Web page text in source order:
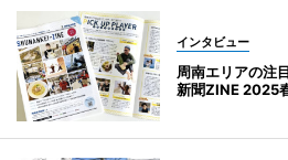
インタビュー
周南エリアの注
新聞ZINE 2025